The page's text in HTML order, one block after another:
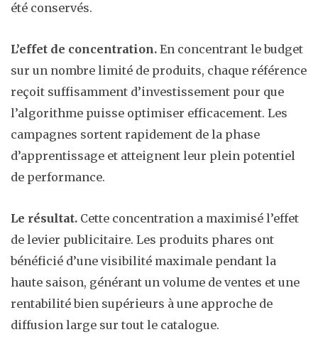
été conservés.
L’effet de concentration. En concentrant le budget
sur un nombre limité de produits, chaque référence
reçoit suffisamment d’investissement pour que
l’algorithme puisse optimiser efficacement. Les
campagnes sortent rapidement de la phase
d’apprentissage et atteignent leur plein potentiel
de performance.
Le résultat. Cette concentration a maximisé l’effet
de levier publicitaire. Les produits phares ont
bénéficié d’une visibilité maximale pendant la
haute saison, générant un volume de ventes et une
rentabilité bien supérieurs à une approche de
diffusion large sur tout le catalogue.